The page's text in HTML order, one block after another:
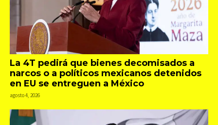
La 4T pedirá que bienes decomisados a
narcos o a políticos mexicanos detenidos
en EU se entreguen a México
agosto 4, 2026